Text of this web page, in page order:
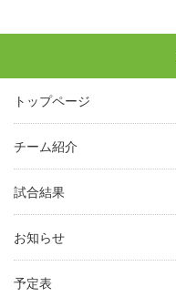
トップページ
チーム紹介
試合結果
お知らせ
予定表